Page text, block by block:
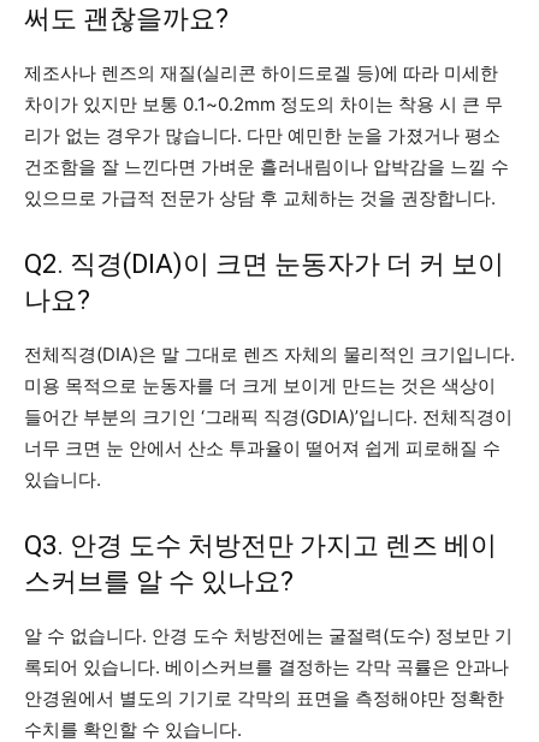
써도 괜찮을까요?
제조사나 렌즈의 재질(실리콘 하이드로겔 등)에 따라 미세한
차이가 있지만 보통 0.1~0.2mm 정도의 차이는 착용 시 큰 무
리가 없는 경우가 많습니다. 다만 예민한 눈을 가졌거나 평소
건조함을 잘 느낀다면 가벼운 흘러내림이나 압박감을 느낄 수
있으므로 가급적 전문가 상담 후 교체하는 것을 권장합니다.
Q2. 직경(DIA)이 크면 눈동자가 더 커 보이
나요?
전체직경(DIA)은 말 그대로 렌즈 자체의 물리적인 크기입니다.
미용 목적으로 눈동자를 더 크게 보이게 만드는 것은 색상이
들어간 부분의 크기인 ‘그래픽 직경(GDIA)’입니다. 전체직경이
너무 크면 눈 안에서 산소 투과율이 떨어져 쉽게 피로해질 수
있습니다.
Q3. 안경 도수 처방전만 가지고 렌즈 베이
스커브를 알 수 있나요?
알 수 없습니다. 안경 도수 처방전에는 굴절력(도수) 정보만 기
록되어 있습니다. 베이스커브를 결정하는 각막 곡률은 안과나
안경원에서 별도의 기기로 각막의 표면을 측정해야만 정확한
수치를 확인할 수 있습니다.